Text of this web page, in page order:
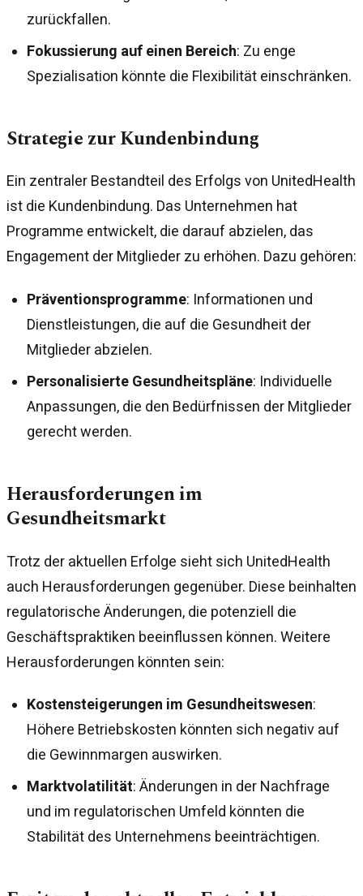
zurückfallen.
Fokussierung auf einen Bereich: Zu enge
Spezialisation könnte die Flexibilität einschränken.
Strategie zur Kundenbindung
Ein zentraler Bestandteil des Erfolgs von UnitedHealth
ist die Kundenbindung. Das Unternehmen hat
Programme entwickelt, die darauf abzielen, das
Engagement der Mitglieder zu erhöhen. Dazu gehören:
Präventionsprogramme: Informationen und
Dienstleistungen, die auf die Gesundheit der
Mitglieder abzielen.
Personalisierte Gesundheitspläne: Individuelle
Anpassungen, die den Bedürfnissen der Mitglieder
gerecht werden.
Herausforderungen im
Gesundheitsmarkt
Trotz der aktuellen Erfolge sieht sich UnitedHealth
auch Herausforderungen gegenüber. Diese beinhalten
regulatorische Änderungen, die potenziell die
Geschäftspraktiken beeinflussen können. Weitere
Herausforderungen könnten sein:
Kostensteigerungen im Gesundheitswesen:
Höhere Betriebskosten könnten sich negativ auf
die Gewinnmargen auswirken.
Marktvolatilität: Änderungen in der Nachfrage
und im regulatorischen Umfeld könnten die
Stabilität des Unternehmens beeinträchtigen.